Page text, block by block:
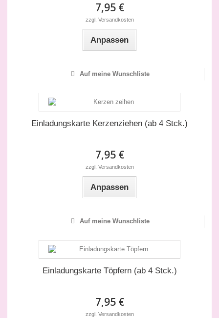
7,95 €
zzgl. Versandkosten
Anpassen
Auf meine Wunschliste
Einladungskarte Kerzenziehen (ab 4 Stck.)
7,95 €
zzgl. Versandkosten
Anpassen
Auf meine Wunschliste
Einladungskarte Töpfern (ab 4 Stck.)
7,95 €
zzgl. Versandkosten